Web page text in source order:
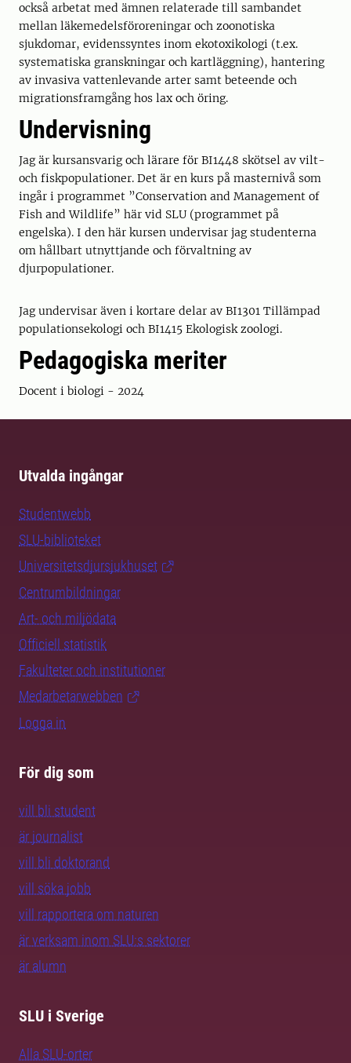
också arbetat med ämnen relaterade till sambandet
mellan läkemedelsföroreningar och zoonotiska
sjukdomar, evidenssyntes inom ekotoxikologi (t.ex.
systematiska granskningar och kartläggning), hantering
av invasiva vattenlevande arter samt beteende och
migrationsframgång hos lax och öring.
Undervisning
Jag är kursansvarig och lärare för BI1448 skötsel av vilt-
och fiskpopulationer. Det är en kurs på masternivå som
ingår i programmet ”Conservation and Management of
Fish and Wildlife” här vid SLU (programmet på
engelska). I den här kursen undervisar jag studenterna
om hållbart utnyttjande och förvaltning av
djurpopulationer.
Jag undervisar även i kortare delar av BI1301 Tillämpad
populationsekologi och BI1415 Ekologisk zoologi.
Pedagogiska meriter
Docent i biologi - 2024
Utvalda ingångar
Studentwebb
SLU-biblioteket
Universitetsdjursjukhuset
Centrumbildningar
Art- och miljödata
Officiell statistik
Fakulteter och institutioner
Medarbetarwebben
Logga in
För dig som
vill bli student
är journalist
vill bli doktorand
vill söka jobb
vill rapportera om naturen
är verksam inom SLU:s sektorer
är alumn
SLU i Sverige
Alla SLU-orter